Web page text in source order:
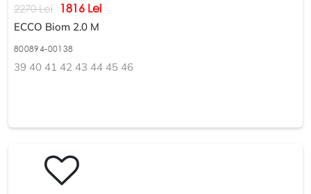
2270 Lei 1816 Lei
ECCO Biom 2.0 M
800894-00138
39 40 41 42 43 44 45 46